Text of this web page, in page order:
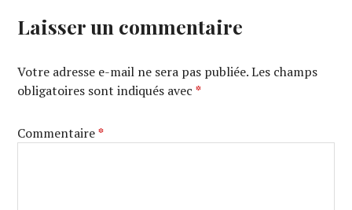
Laisser un commentaire
Votre adresse e-mail ne sera pas publiée. Les champs
obligatoires sont indiqués avec*
Commentaire*